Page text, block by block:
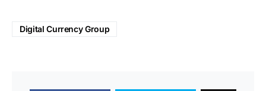
Digital Currency Group